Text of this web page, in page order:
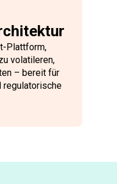
Plattform,
volatileren,
– bereit für
regulatorische